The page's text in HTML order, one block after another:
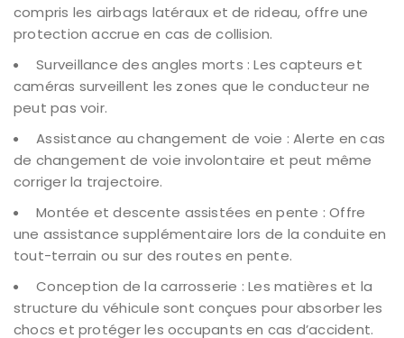
compris les airbags latéraux et de rideau, offre une
protection accrue en cas de collision.
Surveillance des angles morts : Les capteurs et
caméras surveillent les zones que le conducteur ne
peut pas voir.
Assistance au changement de voie : Alerte en cas
de changement de voie involontaire et peut même
corriger la trajectoire.
Montée et descente assistées en pente : Offre
une assistance supplémentaire lors de la conduite en
tout-terrain ou sur des routes en pente.
Conception de la carrosserie : Les matières et la
structure du véhicule sont conçues pour absorber les
chocs et protéger les occupants en cas d’accident.